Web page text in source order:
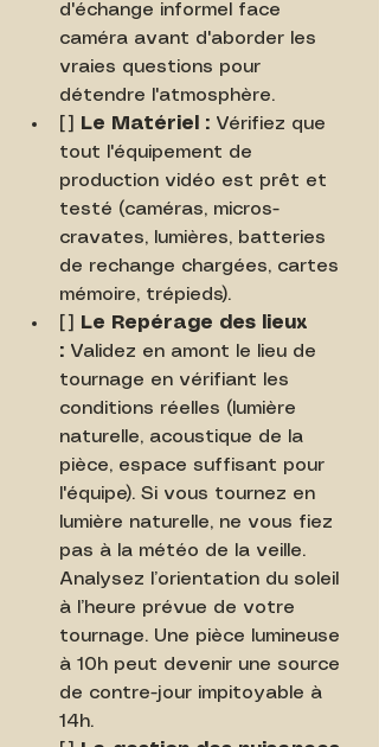
d'échange informel face
caméra avant d'aborder les
vraies questions pour
détendre l'atmosphère.
Le Matériel : Vérifiez que
tout l'équipement de
production vidéo est prêt et
testé (caméras, micros-
cravates, lumières, batteries
de rechange chargées, cartes
mémoire, trépieds).
Le Repérage des lieux
: Validez en amont le lieu de
tournage en vérifiant les
conditions réelles (lumière
naturelle, acoustique de la
pièce, espace suffisant pour
l'équipe). Si vous tournez en
lumière naturelle, ne vous fiez
pas à la météo de la veille.
Analysez l’orientation du soleil
à l’heure prévue de votre
tournage. Une pièce lumineuse
à 10h peut devenir une source
de contre-jour impitoyable à
14h.